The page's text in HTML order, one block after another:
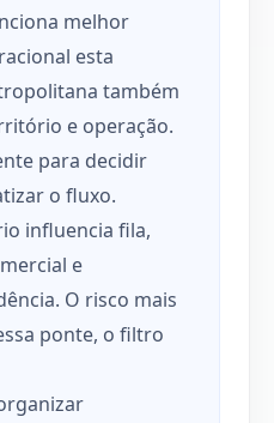
melhor
esta
também
e operação.
para decidir
o fluxo.
influencia fila,
e
O risco mais
ponte, o filtro